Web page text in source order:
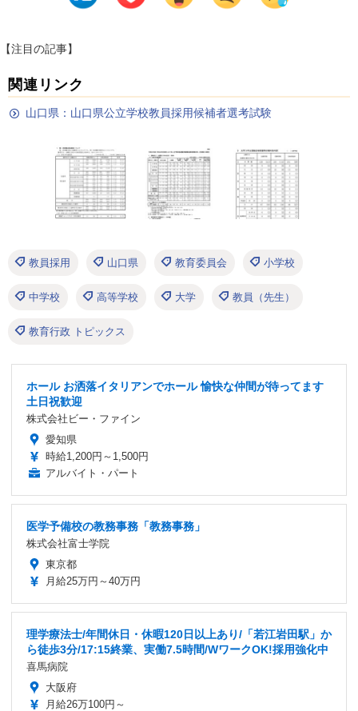
【注目の記事】
関連リンク
山口県：山口県公立学校教員採用候補者選考試験
教員採用 山口県 教育委員会 小学校
中学校 高等学校 大学 教員（先生）
教育行政 トピックス
ホール お洒落イタリアンでホール 愉快な仲間が待ってます
土日祝歓迎
株式会社ビー・ファイン
愛知県
時給1,200円～1,500円
アルバイト・パート
医学予備校の教務事務「教務事務」
株式会社富士学院
東京都
月給25万円～40万円
理学療法士/年間休日・休暇120日以上あり/「若江岩田駅」か
ら徒歩3分/17:15終業、実働7.5時間/WワークOK!採用強化中
喜馬病院
大阪府
月給26万100円～